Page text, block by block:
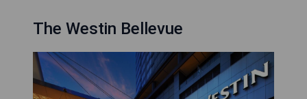
The Westin Bellevue